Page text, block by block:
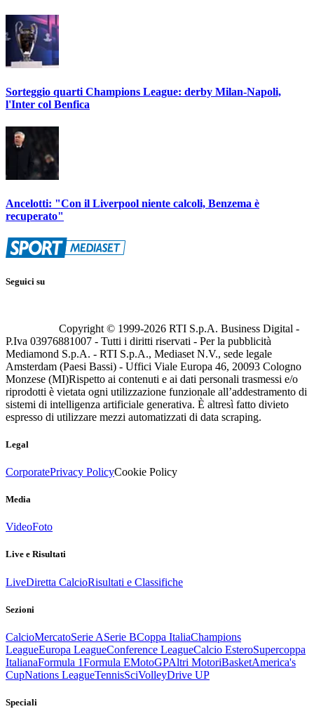
Sorteggio quarti Champions League: derby Milan-Napoli,
l'Inter col Benfica
Ancelotti: "Con il Liverpool niente calcoli, Benzema è
recuperato"
Seguici su
Copyright © 1999-2026 RTI S.p.A. Business Digital -
P.Iva 03976881007 - Tutti i diritti riservati - Per la pubblicità
Mediamond S.p.A. - RTI S.p.A., Mediaset N.V., sede legale
Amsterdam (Paesi Bassi) - Uffici Viale Europa 46, 20093 Cologno
Monzese (MI)Rispetto ai contenuti e ai dati personali trasmessi e/o
riprodotti è vietata ogni utilizzazione funzionale all’addestramento di
sistemi di intelligenza artificiale generativa. È altresì fatto divieto
espresso di utilizzare mezzi automatizzati di data scraping.
Legal
CorporatePrivacy PolicyCookie Policy
Media
VideoFoto
Live e Risultati
LiveDiretta CalcioRisultati e Classifiche
Sezioni
CalcioMercatoSerie ASerie BCoppa ItaliaChampions
LeagueEuropa LeagueConference LeagueCalcio EsteroSupercoppa
ItalianaFormula 1Formula EMotoGPAltri MotoriBasketAmerica's
CupNations LeagueTennisSciVolleyDrive UP
Speciali